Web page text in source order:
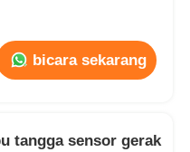
bicara sekarang
tangga sensor gerak